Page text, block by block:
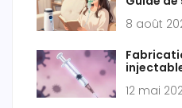
8 août
12 mai